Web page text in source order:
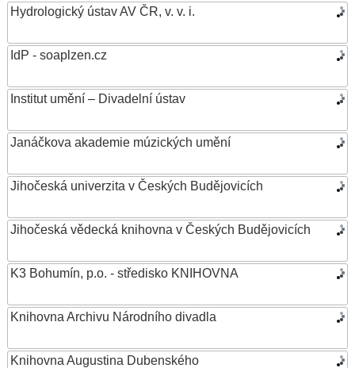
Hydrologický ústav AV ČR, v. v. i.
IdP - soaplzen.cz
Institut umění – Divadelní ústav
Janáčkova akademie múzických umění
Jihočeská univerzita v Českých Budějovicích
Jihočeská vědecká knihovna v Českých Budějovicích
K3 Bohumín, p.o. - středisko KNIHOVNA
Knihovna Archivu Národního divadla
Knihovna Augustina Dubenského